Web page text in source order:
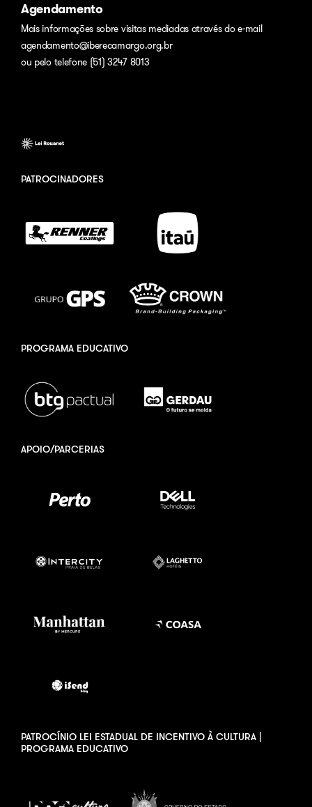
Agendamento
Mais informações sobre visitas mediadas através do e-mail
agendamento@iberecamargo.org.br
ou pelo telefone (51) 3247 8013
PATROCINADORES
PROGRAMA EDUCATIVO
APOIO/PARCERIAS
PATROCÍNIO LEI ESTADUAL DE INCENTIVO À CULTURA |
PROGRAMA EDUCATIVO